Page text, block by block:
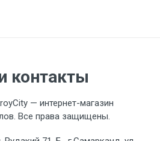
контакты
— интернет-магазин
Все права защищены.